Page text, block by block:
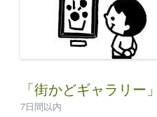
「街かどギャラリー
7日間以内